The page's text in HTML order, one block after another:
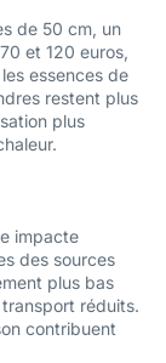
de 50 cm, un
et 120 euros,
essences de
restent plus
plus
impacte
des sources
plus bas
réduits.
contribuent